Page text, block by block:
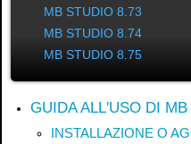
MB STUDIO 8.73
MB STUDIO 8.74
MB STUDIO 8.75
GUIDA ALL'USO DI
INSTALLAZIONE O